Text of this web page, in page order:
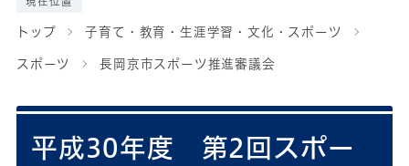
トップ 子育て・教育・生涯学習・文化・スポーツ
スポーツ 長岡京市スポーツ推進審議会
平成30年度 第2回スポー